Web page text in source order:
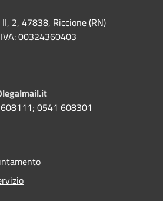
2, 47838, Riccione (RN)
00324360403
0541 608301